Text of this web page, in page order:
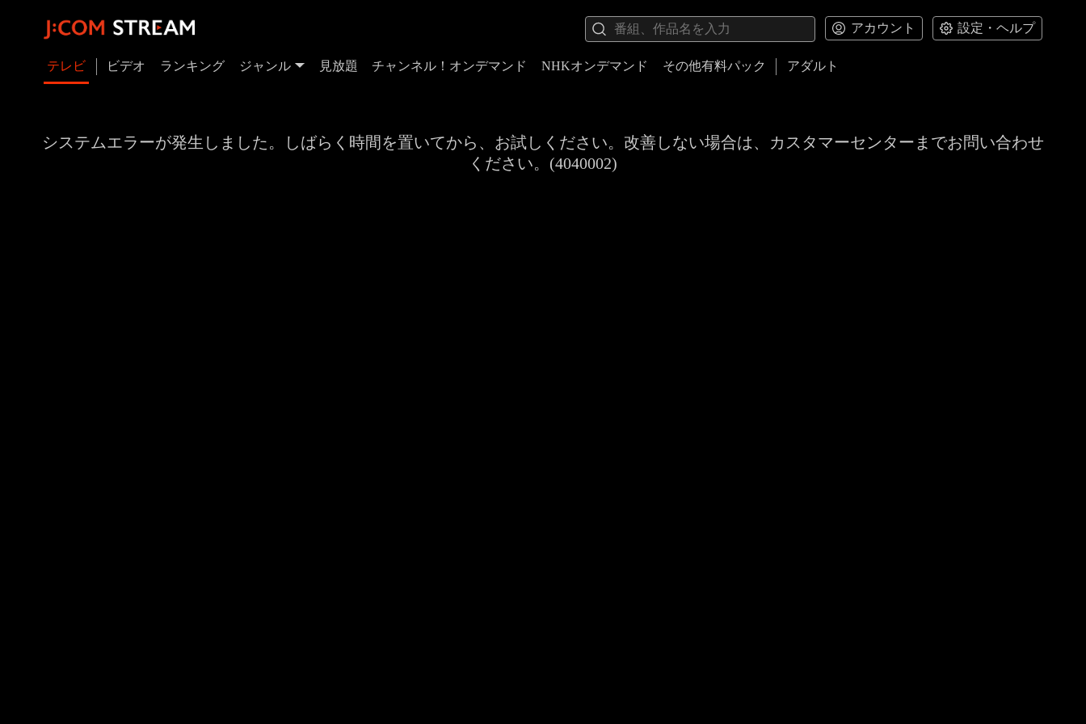
アカウント 設定・ヘルプ
テレビ ビデオ ランキング ジャンル 見放題 チャンネル！オンデマンド NHKオンデマンド その他有料パック アダルト
システムエラーが発生しました。しばらく時間を置いてから、お試しください。改善しない場合は、カスタマーセンターまでお問い合わせ
ください。(4040002)